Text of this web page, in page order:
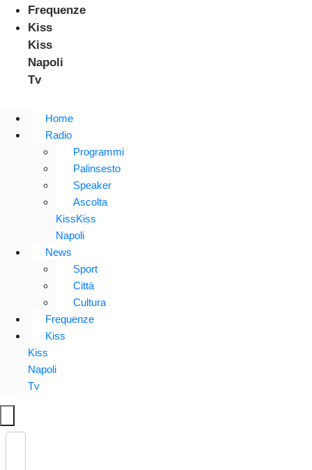
Frequenze
Kiss
Kiss
Napoli
Tv
Home
Radio
Programmi
Palinsesto
Speaker
Ascolta
KissKiss
Napoli
News
Sport
Città
Cultura
Frequenze
Kiss
Kiss
Napoli
Tv